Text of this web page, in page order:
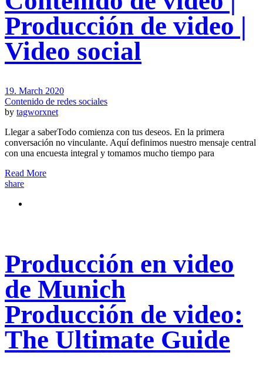
Producción de video |
Video social
19. March 2020
Contenido de redes sociales
by tagworxnet
Llegar a saberTodo comienza con tus deseos. En la primera
conversación no vinculante. Aquí definimos nuestro mensaje central
con una encuesta integral y tomamos mucho tiempo para
Read More
share
Producción en video
de Munich
Producción de video:
The Ultimate Guide